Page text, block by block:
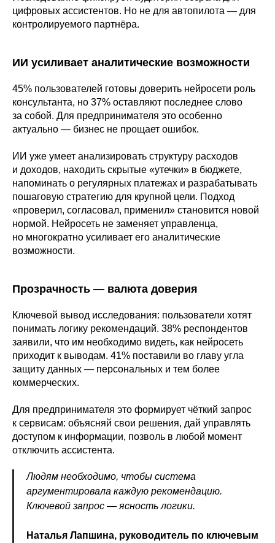
цифровых ассистентов. Но не для автопилота — для
контролируемого партнёра.
ИИ усиливает аналитические возможности
45% пользователей готовы доверить нейросети роль
консультанта, но 37% оставляют последнее слово
за собой. Для предпринимателя это особенно
актуально — бизнес не прощает ошибок.
ИИ уже умеет анализировать структуру расходов
и доходов, находить скрытые «утечки» в бюджете,
напоминать о регулярных платежах и разрабатывать
пошаговую стратегию для крупной цели. Подход
«проверил, согласовал, применил» становится новой
нормой. Нейросеть не заменяет управленца,
но многократно усиливает его аналитические
возможности.
Прозрачность — валюта доверия
Ключевой вывод исследования: пользователи хотят
понимать логику рекомендаций. 38% респондентов
заявили, что им необходимо видеть, как нейросеть
приходит к выводам. 41% поставили во главу угла
защиту данных — персональных и тем более
коммерческих.
Для предпринимателя это формирует чёткий запрос
к сервисам: объясняй свои решения, дай управлять
доступом к информации, позволь в любой момент
отключить ассистента.
Людям необходимо, чтобы система
аргументировала каждую рекомендацию.
Ключевой запрос — ясность логики.
Наталья Лапшина, руководитель по ключевым